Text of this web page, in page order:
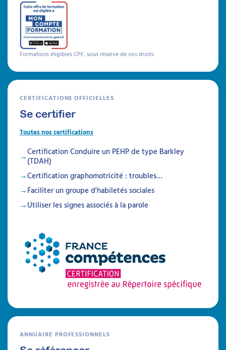
(CAA). Recommandée par la Haute Autorité
de Santé, elle vous offre de nombreux
bénéfices dans l'accompagnement de vos
usagers en MAS-FAM. Découvrez une
synthèse des RBPP de la HAS !
Recommandations de la
HAS pour les TSA : que dit
le guide ?
RBPP HAS TSA adultes de 2017 - Guide
Si des recommandations de la HAS pour les
Formations éligibles CPF, sous réserve de vos droits
CERTIFICATIONS OFFICIELLES
Se certifier
Toutes nos certifications
Certification Conduire un PEHP de type Barkley
(TDAH)
Certification graphomotricité : troubles…
Faciliter un groupe d'habiletés sociales
Utiliser les signes associés à la parole
ANNUAIRE PROFESSIONNELS